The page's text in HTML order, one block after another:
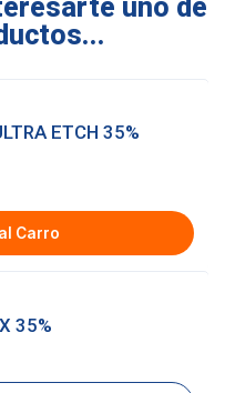
uno de
ETCH 35%
Carro
35%